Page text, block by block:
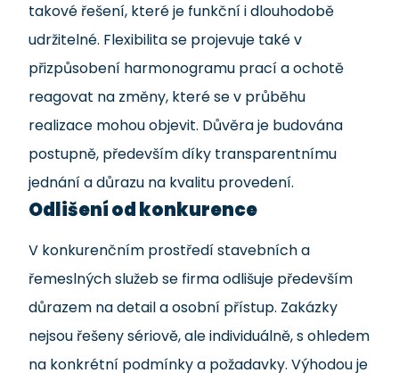
takové řešení, které je funkční i dlouhodobě
udržitelné. Flexibilita se projevuje také v
přizpůsobení harmonogramu prací a ochotě
reagovat na změny, které se v průběhu
realizace mohou objevit. Důvěra je budována
postupně, především díky transparentnímu
jednání a důrazu na kvalitu provedení.
Odlišení od konkurence
V konkurenčním prostředí stavebních a
řemeslných služeb se firma odlišuje především
důrazem na detail a osobní přístup. Zakázky
nejsou řešeny sériově, ale individuálně, s ohledem
na konkrétní podmínky a požadavky. Výhodou je